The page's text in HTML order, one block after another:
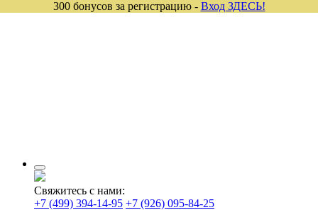
Свяжитесь с нами:
+7 (499) 394-14-95 +7 (926) 095-84-25
300 бонусов за регистрацию - Вход ЗДЕСЬ!